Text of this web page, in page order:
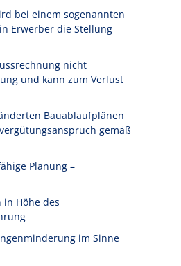
bei einem sogenannten
Erwerber die Stellung
nicht
und kann zum Verlust
Bauablaufplänen
gemäß
Planung –
Höhe des
im Sinne